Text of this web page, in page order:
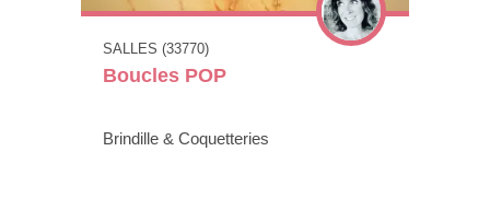
SALLES (33770)
Boucles POP
Brindille & Coquetteries